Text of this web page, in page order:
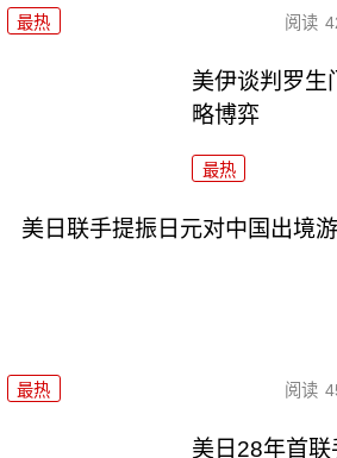
最热 阅读
美伊谈判罗生
略博弈
最热
美日联手提振日元对中国出境
最热 阅读
美日28年首